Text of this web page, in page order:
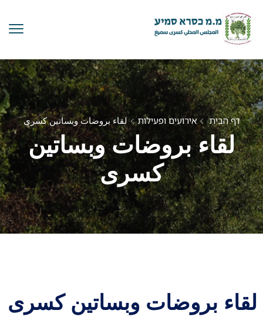
דף הבית אירועים ופעילות لقاء بروضات وبساتين كسرى
لقاء بروضات وبساتين
كسرى
لقاء بروضات وبساتين كسرى